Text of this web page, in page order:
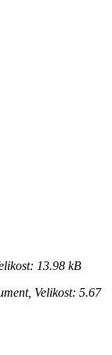
13.98 kB
Velikost: 5.67